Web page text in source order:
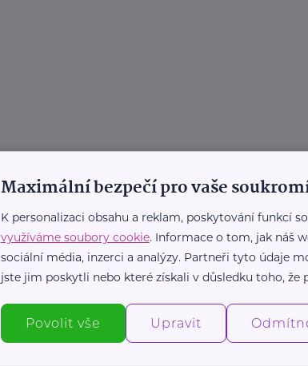
Maximální bezpečí pro vaše
K personalizaci obsahu a reklam, poskytování funkcí
využíváme soubory cookie. Informace o tom, jak náš
sociální média, inzerci a analýzy. Partneři tyto údaje
jste jim poskytli nebo které získali v důsledku toho, že
Povolit vše Upravit